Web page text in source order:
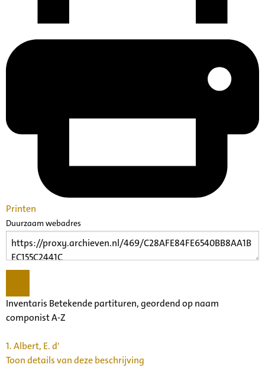
Printen
Duurzaam webadres
Inventaris Betekende partituren, geordend op naam
componist A-Z
1.Albert, E. d'
Toon details van deze beschrijving